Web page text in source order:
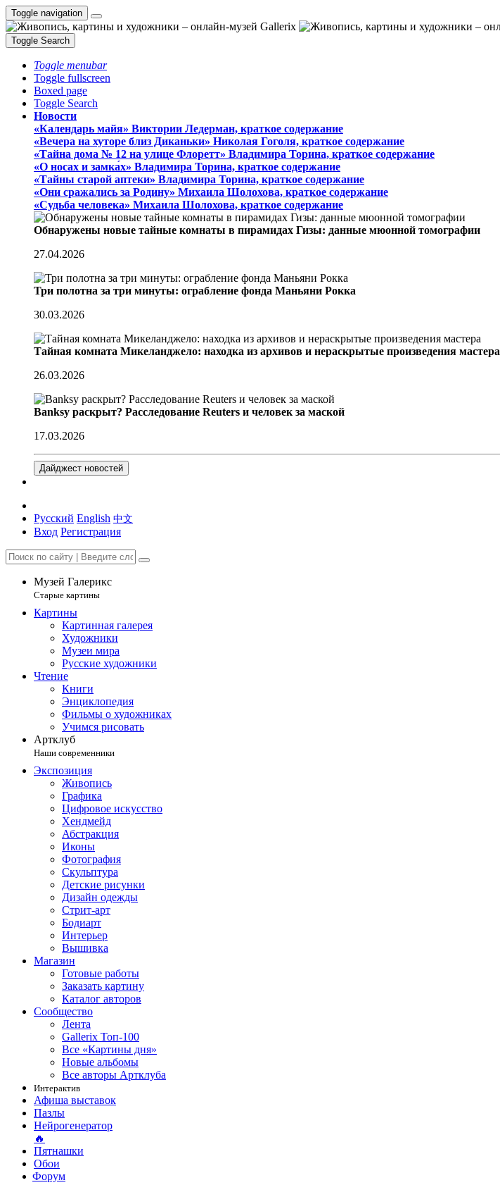
Toggle navigation
Toggle Search
Toggle menubar
Toggle fullscreen
Boxed page
Toggle Search
Новости
«Календарь майя» Виктории Ледерман, краткое содержание
«Вечера на хуторе близ Диканьки» Николая Гоголя, краткое содержание
«Тайна дома № 12 на улице Флоретт» Владимира Торина, краткое содержание
«О носах и замка́х» Владимира Торина, краткое содержание
«Тайны старой аптеки» Владимира Торина, краткое содержание
«Они сражались за Родину» Михаила Шолохова, краткое содержание
«Судьба человека» Михаила Шолохова, краткое содержание
Обнаружены новые тайные комнаты в пирамидах Гизы: данные мюонной томографии
27.04.2026
Три полотна за три минуты: ограбление фонда Маньяни Рокка
30.03.2026
Тайная комната Микеланджело: находка из архивов и нераскрытые произведения мастера
26.03.2026
Banksy раскрыт? Расследование Reuters и человек за маской
17.03.2026
Дайджест новостей
Русский English 中文
Вход Регистрация
Музей Галерикс
Старые картины
Картины
Картинная галерея
Художники
Музеи мира
Русские художники
Чтение
Книги
Энциклопедия
Фильмы о художниках
Учимся рисовать
Артклуб
Наши современники
Экспозиция
Живопись
Графика
Цифровое искусство
Хендмейд
Абстракция
Иконы
Фотография
Скульптура
Детские рисунки
Дизайн одежды
Стрит-арт
Бодиарт
Интерьер
Вышивка
Магазин
Готовые работы
Заказать картину
Каталог авторов
Сообщество
Лента
Gallerix Топ-100
Все «Картины дня»
Новые альбомы
Все авторы Артклуба
Интерактив
Афиша выставок
Пазлы
Нейрогенератор
🔥
Пятнашки
Обои
Форум